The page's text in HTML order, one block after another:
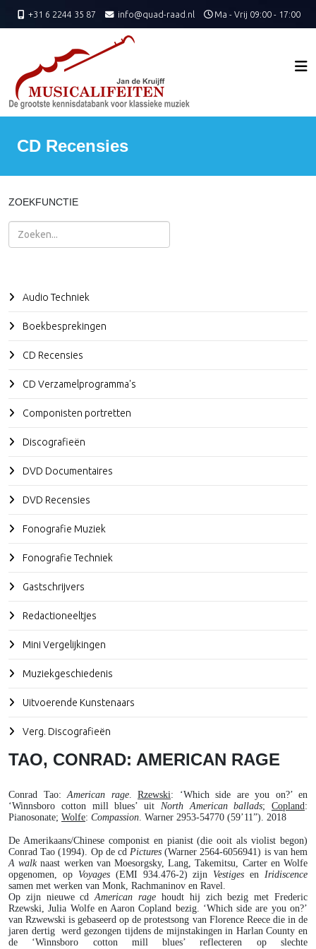
+31 6 2244 35 87 info@quad-raad.nl Ma - Vrij 09:00 - 17:00
CD Recensies
ZOEKFUNCTIE
Zoeken
Audio Techniek
Boekbesprekingen
CD Recensies
CD Verzamelprogramma's
Componisten portretten
Discografieën
DVD Documentaires
DVD Recensies
Fonografie Muziek
Fonografie Techniek
Gastschrijvers
Redactioneeltjes
Mini Vergelijkingen
Muziekgeschiedenis
Uitvoerende Kunstenaars
Verg. Discografieën
TAO, CONRAD: AMERICAN RAGE
Conrad Tao:American rage. Rzewski: ‘Which side are you on?’ en
‘Winnsboro cotton mill blues’ uit North American ballads; Copland:
Pianosonate; Wolfe: Compassion. Warner 2953-54770 (59’11”). 2018
De Amerikaans/Chinese componist en pianist (die ooit als violist begon)
Conrad Tao (1994). Op de cdPictures (Warner 2564-6056941) is van hem
A walknaast werken van Moesorgsky, Lang, Takemitsu, Carter en Wolfe
opgenomen, op Voyages(EMI 934.476-2) zijn Vestiges en Iridiscence
samen met werken van Monk, Rachmaninov en Ravel.
Op zijn nieuwe cdAmerican rage houdt hij zich bezig met Frederic
Rzewski, Julia Wolfe en Aaron Copland bezig. ‘Which side are you on?’
van Rzwewski is gebaseerd op de protestsong van Florence Reece die in de
jaren dertig werd gezongen tijdens de mijnstakingen in Harlan County en
de ‘Winnsboro cotton mill blues’ reflecteren op slechte